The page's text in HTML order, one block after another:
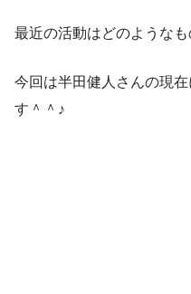
最近の活動はどのような
今回は半田健人さんの現
す＾＾♪